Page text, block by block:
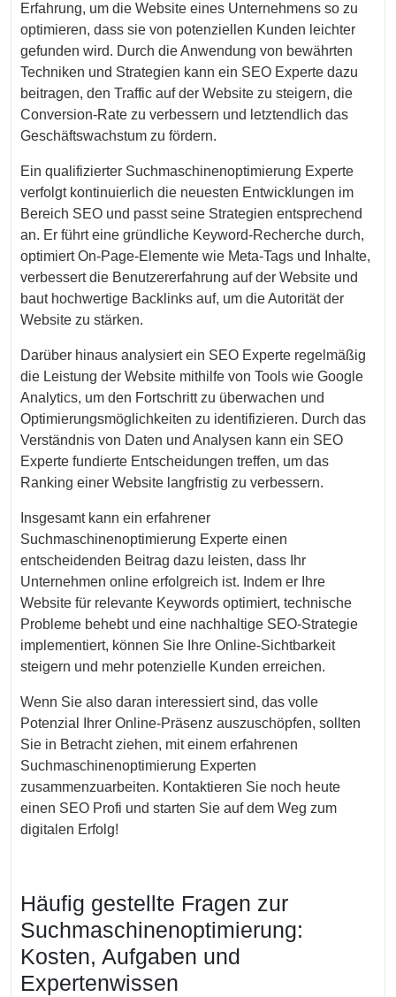
Erfahrung, um die Website eines Unternehmens so zu
optimieren, dass sie von potenziellen Kunden leichter
gefunden wird. Durch die Anwendung von bewährten
Techniken und Strategien kann ein SEO Experte dazu
beitragen, den Traffic auf der Website zu steigern, die
Conversion-Rate zu verbessern und letztendlich das
Geschäftswachstum zu fördern.
Ein qualifizierter Suchmaschinenoptimierung Experte
verfolgt kontinuierlich die neuesten Entwicklungen im
Bereich SEO und passt seine Strategien entsprechend
an. Er führt eine gründliche Keyword-Recherche durch,
optimiert On-Page-Elemente wie Meta-Tags und Inhalte,
verbessert die Benutzererfahrung auf der Website und
baut hochwertige Backlinks auf, um die Autorität der
Website zu stärken.
Darüber hinaus analysiert ein SEO Experte regelmäßig
die Leistung der Website mithilfe von Tools wie Google
Analytics, um den Fortschritt zu überwachen und
Optimierungsmöglichkeiten zu identifizieren. Durch das
Verständnis von Daten und Analysen kann ein SEO
Experte fundierte Entscheidungen treffen, um das
Ranking einer Website langfristig zu verbessern.
Insgesamt kann ein erfahrener
Suchmaschinenoptimierung Experte einen
entscheidenden Beitrag dazu leisten, dass Ihr
Unternehmen online erfolgreich ist. Indem er Ihre
Website für relevante Keywords optimiert, technische
Probleme behebt und eine nachhaltige SEO-Strategie
implementiert, können Sie Ihre Online-Sichtbarkeit
steigern und mehr potenzielle Kunden erreichen.
Wenn Sie also daran interessiert sind, das volle
Potenzial Ihrer Online-Präsenz auszuschöpfen, sollten
Sie in Betracht ziehen, mit einem erfahrenen
Suchmaschinenoptimierung Experten
zusammenzuarbeiten. Kontaktieren Sie noch heute
einen SEO Profi und starten Sie auf dem Weg zum
digitalen Erfolg!
Häufig gestellte Fragen zur
Suchmaschinenoptimierung:
Kosten, Aufgaben und
Expertenwissen